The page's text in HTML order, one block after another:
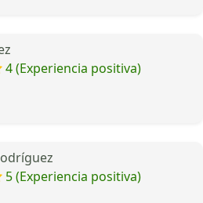
4 (Experiencia positiva)
5 (Experiencia positiva)